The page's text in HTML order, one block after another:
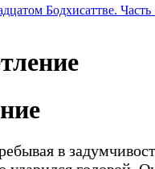
Бодхисаттве. Часть
в